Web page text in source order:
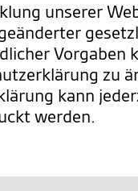
unserer
Vorgaben
zu
kann
werden.